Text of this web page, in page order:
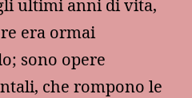
ultimi anni di vita,
era ormai
sono opere
che rompono le